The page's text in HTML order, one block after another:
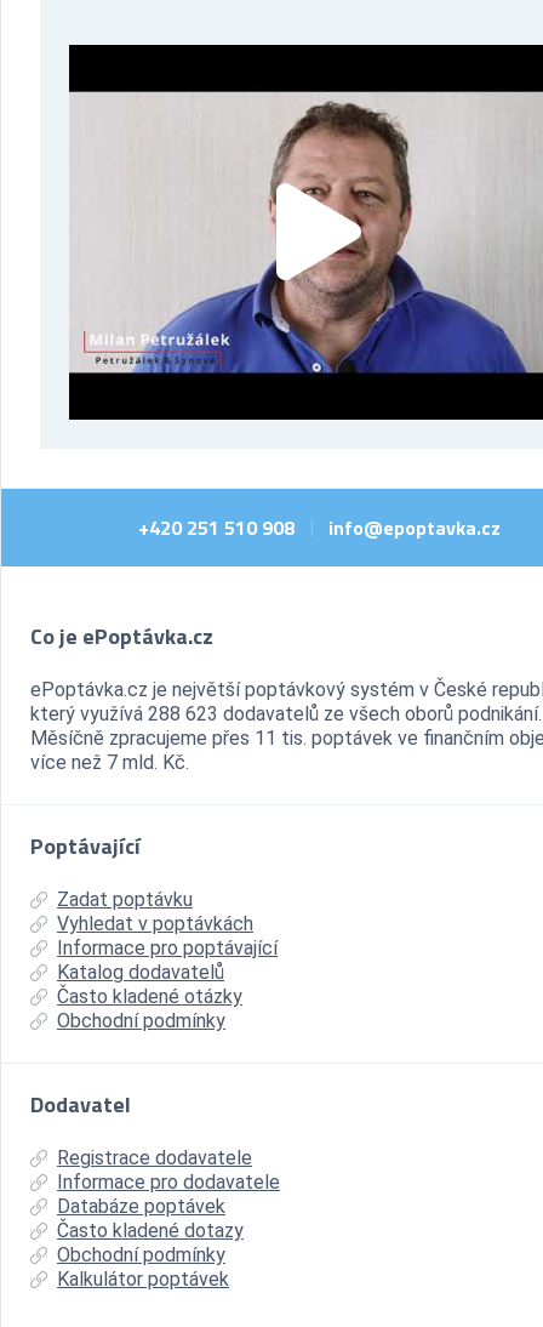
+420 251 510 908 info@epoptavka.cz
Co je ePoptávka.cz
ePoptávka.cz je největší poptávkový systém v České
který využívá 288 623 dodavatelů ze všech oborů podnikání.
Měsíčně zpracujeme přes 11 tis. poptávek ve finančním
více než 7 mld. Kč.
Poptávající
Zadat poptávku
Vyhledat v poptávkách
Informace pro poptávající
Katalog dodavatelů
Často kladené otázky
Obchodní podmínky
Dodavatel
Registrace dodavatele
Informace pro dodavatele
Databáze poptávek
Často kladené dotazy
Obchodní podmínky
Kalkulátor poptávek